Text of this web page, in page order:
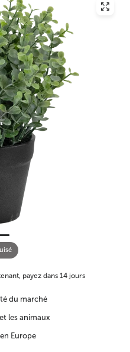
payez dans 14 jours
du marché
les animaux
Europe